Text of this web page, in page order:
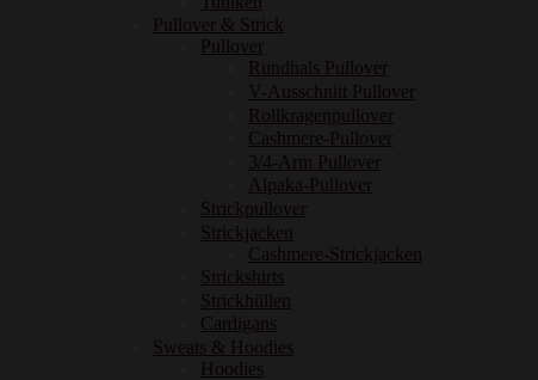
Pullover & Strick
Pullover
Rundhals Pullover
V-Ausschnitt Pullover
Rollkragenpullover
Cashmere-Pullover
3/4-Arm Pullover
Alpaka-Pullover
Strickpullover
Strickjacken
Cashmere-Strickjacken
Strickshirts
Strickhüllen
Cardigans
Sweats & Hoodies
Hoodies